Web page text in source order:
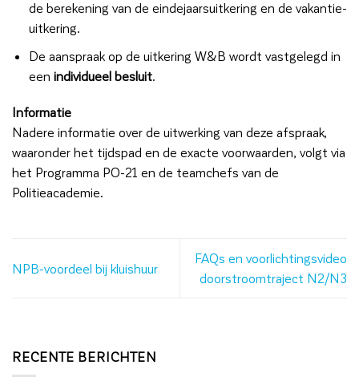
de berekening van de eindejaarsuitkering en de vakantie-
uitkering.
De aanspraak op de uitkering W&B wordt vastgelegd in
een individueel besluit.
Informatie
Nadere informatie over de uitwerking van deze afspraak,
waaronder het tijdspad en de exacte voorwaarden, volgt via
het Programma PO-21 en de teamchefs van de
Politieacademie.
NPB-voordeel bij kluishuur
FAQs en voorlichtingsvideo
doorstroomtraject N2/N3
RECENTE BERICHTEN